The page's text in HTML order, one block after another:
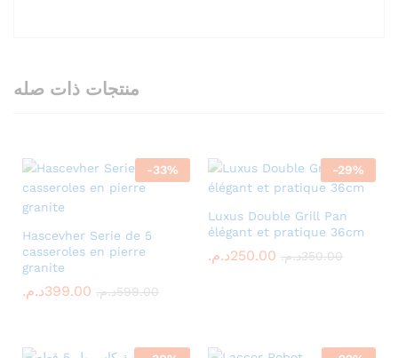
منتجات ذات صله
-33%
Hascevher Serie de 5
casseroles en pierre
granite
399.00د.م. 599.00د.م.
-29%
Luxus Double Grill Pan
élégant et pratique 36cm
250.00د.م. 350.00د.م.